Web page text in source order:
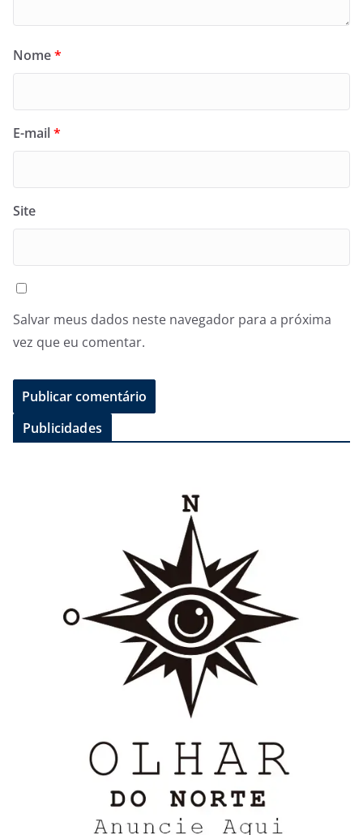
Nome*
E-mail*
Site
Salvar meus dados neste navegador para a próxima
vez que eu comentar.
Publicidades